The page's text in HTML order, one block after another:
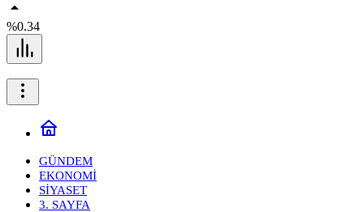
%0.34
GÜNDEM
EKONOMİ
SİYASET
3. SAYFA